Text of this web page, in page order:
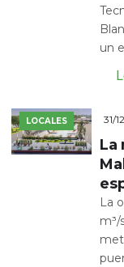
un
LOCALES 31/
La
La
m³/